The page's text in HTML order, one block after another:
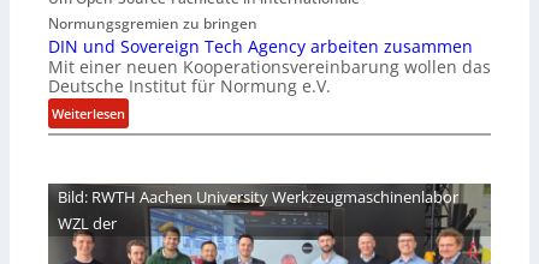
r
e
a
V
i
P
e
m
m
t
M
i
x
l
m
G
e
h
e
i
n
i
d
Normungsgremien zu bringen
DIN und Sovereign Tech Agency arbeiten zusammen
Mit einer neuen Kooperationsvereinbarung wollen das
Deutsche Institut für Normung e.V.
Weiterlesen:
D
N
u
d
Bild: RWTH Aachen University Werkzeugmaschinenlabor
WZL der